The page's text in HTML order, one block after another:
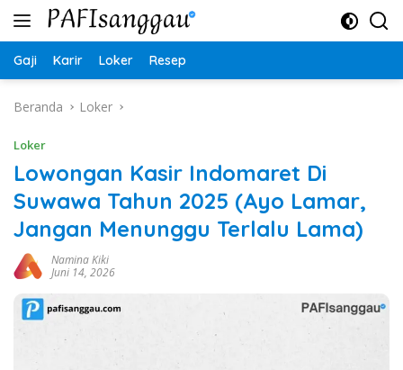
Langsung
Gaji Karir Loker Resep
Beranda Loker
Loker
Lowongan Kasir Indomaret Di
Suwawa Tahun 2025 (Ayo Lamar,
Jangan Menunggu Terlalu Lama)
Namina Kiki
Juni 14, 2026